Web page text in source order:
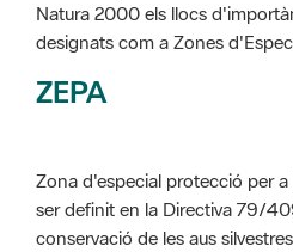
Natura 2000 els llocs
designats com a Zones
ZEPA
Zona d'especial protecció per
ser definit en la Directiva 79/
conservació de les aus